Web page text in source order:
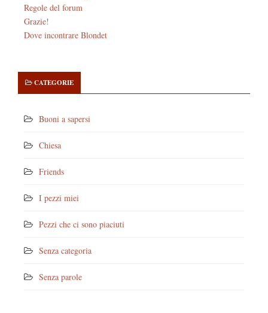
Regole del forum
Grazie!
Dove incontrare Blondet
CATEGORIE
Buoni a sapersi
Chiesa
Friends
I pezzi miei
Pezzi che ci sono piaciuti
Senza categoria
Senza parole